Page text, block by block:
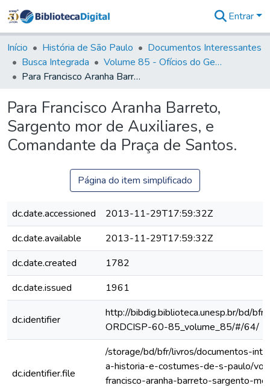
&
Coleções
Tudo na
Biblioteca
Estatísticas
Entrar
Início História de São Paulo
Documentos Interessantes
Busca Integrada
Volume 85 - Ofícios do General Francisco da Cunha Menezes (Governador da Capitania): 1782- 1786
Para Francisco Aranha Barreto, Sargento mor de Auxiliares, e Comandante da Praça de Santos.
Para Francisco Aranha Barreto,
Sargento mor de Auxiliares, e
Comandante da Praça de Santos.
Página do item simplificado
dc.date.accessioned
2013-11-29T17:59:32Z
dc.date.available
2013-11-29T17:59:32Z
dc.date.created
1782
dc.date.issued
1961
dc.identifier
http://bibdig.biblioteca.unesp.br/bd/
ORDCISP-60-85_volume_85/#/64/
dc.identifier.file
/storage/bd/bfr/livros/documentos-
a-historia-e-costumes-de-s-paulo/
francisco-aranha-barreto-sargento-